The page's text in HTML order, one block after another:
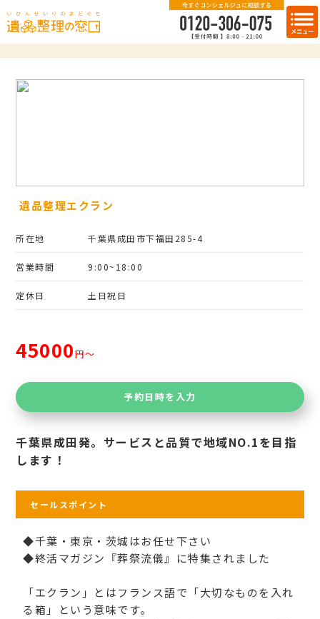
遺品整理エクラン
所在地 千葉県成田市下福田285-4
営業時間 9:00~18:00
定休日 土日祝日
45000円〜
予約日時を入力
千葉県成田発。サービスと品質で地域NO.1を目指
します！
セールスポイント
◆千葉・東京・茨城はお任せ下さい
◆終活マガジン『葬祭流儀』に特集されました
「エクラン」とはフランス語で「大切なものを入れ
る箱」という意味です。